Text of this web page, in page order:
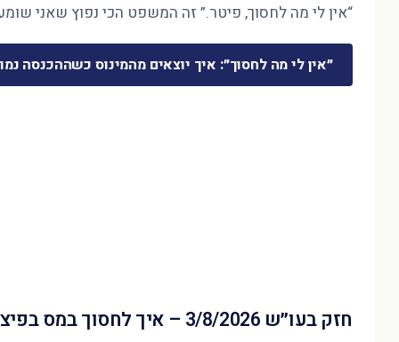
“אין לי מה לחסוך, פיטר.” זה המשפט הכי נפוץ שאני
״אין לי מה לחסוך״: איך יוצאים מהמינוס כשההכנסה
חזק בעו״ש 3/8/2026 – איך לחסוך במס בפיצויים?